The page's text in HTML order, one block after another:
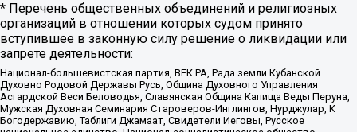
* Перечень общественных объединений и религиозных
организаций в отношении которых судом принято
вступившее в законную силу решение о ликвидации или
запрете деятельности:
Национал-большевистская партия, ВЕК РА, Рада земли Кубанской
Духовно Родовой Державы Русь, Община Духовного Управления
Асгардской Веси Беловодья, Славянская Община Капища Веды Перуна,
Мужская Духовная Семинария Староверов-Инглингов, Нурджулар, К
Богодержавию, Таблиги Джамаат, Свидетели Иеговы, Русское